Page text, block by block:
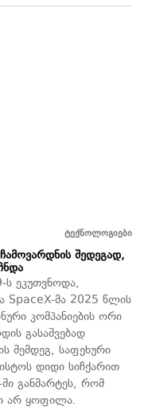
ტექნოლოგიები
შედეგად,
ს ეკუთვნოდა,
SpaceX-მა 2025 წლის
კომპანიების ორი
გასაშვებად
შემდეგ, საფეხური
დიდი სიჩქარით
განმარტეს, რომ
არ ყოფილა.